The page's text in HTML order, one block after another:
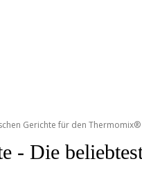
Gerichte für den Thermomix®
- Die